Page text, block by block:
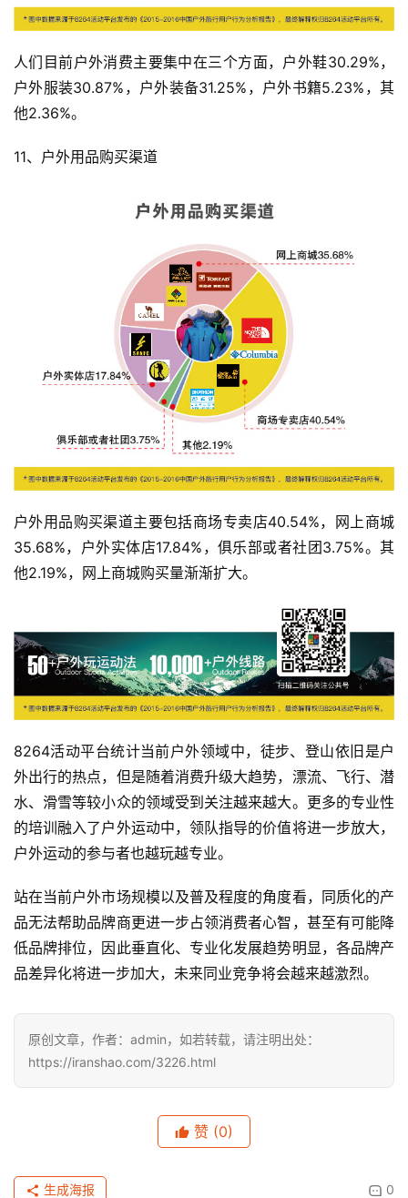
人们目前户外消费主要集中在三个方面，户外鞋30.29%，
户外服装30.87%，户外装备31.25%，户外书籍5.23%，其
他2.36%。
11、户外用品购买渠道
户外用品购买渠道主要包括商场专卖店40.54%，网上商城
35.68%，户外实体店17.84%，俱乐部或者社团3.75%。其
他2.19%，网上商城购买量渐渐扩大。
8264活动平台统计当前户外领域中，徒步、登山依旧是户
外出行的热点，但是随着消费升级大趋势，漂流、飞行、潜
水、滑雪等较小众的领域受到关注越来越大。更多的专业性
的培训融入了户外运动中，领队指导的价值将进一步放大，
户外运动的参与者也越玩越专业。
站在当前户外市场规模以及普及程度的角度看，同质化的产
品无法帮助品牌商更进一步占领消费者心智，甚至有可能降
低品牌排位，因此垂直化、专业化发展趋势明显，各品牌产
品差异化将进一步加大，未来同业竞争将会越来越激烈。
原创文章，作者：admin，如若转载，请注明出处：
https://iranshao.com/3226.html
赞 (0)
0
生成海报